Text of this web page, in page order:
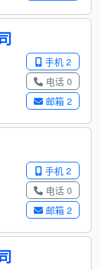
手机 2
电话 0
邮箱 2
手机 2
电话 0
邮箱 2